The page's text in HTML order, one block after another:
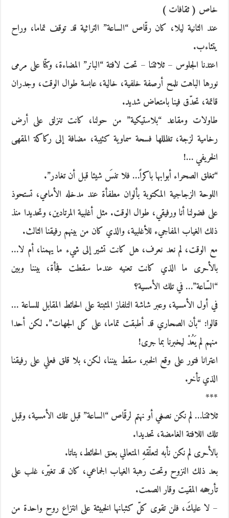
خاص ( ثقافات )
عند الثانية ليلا، كان رقّاص “الساعة” التراثية قد توقف تماما، وراح
يتثاءب.
اعتدنا الجلوس – ثلاثتنا – تحت لافتة “البانر” المضاءة، وكنّا على مرمى
نورها الباهت نلمح أرصفة خلفية، خالية، عابسة طوال الوقت، وجدران
قاتمة، تحدّق فينا بامتعاض شديد.
طاولات ومقاعد “بلاستيكية” من حولنا، كانت تنزلق على أرض
رخامية لزجة، تظللها فسحة سماوية كئيبة، مضافة إلى ركاكة المقهى
الخريفي …!
“تغلق الصحراء أبوابها باكراً… فلا تنسَ شيئا قبل أن تغادر”.
اللوحة الزجاجية المكتوبة بألوان مطفأة عند مدخله الأمامي، تستحوذ
على فضولنا أنا ورفيقي، طوال الوقت. مثل أغلبية المرتادين، وتحديدا منذ
ذلك الغياب المفاجيء للأغلبية، والذي كان من بينهم رفيقنا الثالث.
مع الوقت، لم نعد نعرف، هل كانت تشير إلى شيء ما يهمنا، أم لا…
بالأحرى ما الذي كانت تعنيه عندما سقطت فجأة، بيننا وبين
“السّاعة”… في تلك الأمسية؟
في أول الأمسية، وعبر شاشة التلفاز المثبتة على الحائط المقابل للساعة …
قالوا: “بأن الصحاري قد أطبقت تماما، على كل الجهات”. لكن أحدا
منهم لم يَعُدْ ليخبرنا بما جرى!
اعترانا فتور على وقع الخبر، سقط بيننا، لكن، بلا قلق فعلي على رفيقنا
الذي تأخر.
***
ثلاثتنا… لم نكن نصغي أو نهتم لرقّاص “الساعة” قبل تلك الأمسية، وقبل
تلك اللافتة الغامضة، تحديدا.
بالأحرى لم نكن نأبه لتعلّقهِ المتعالي بعنق الحائط، بتاتا.
بعد ذلك النزوح وتحت رهبة الغياب الجماعي، كان قد تغيّر، غلب على
تأرجحه المقيت وقار الصمت.
– لا عليكَ، فلن تقوى كلّ كثبانها الخبيثة على انتزاع روح واحدة من